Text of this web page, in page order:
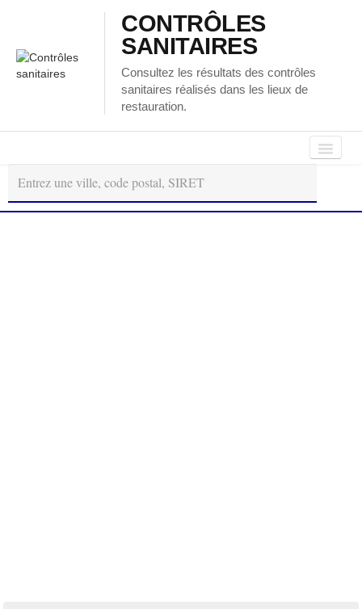
CONTRÔLES
SANITAIRES
Consultez les résultats des contrôles
sanitaires réalisés dans les lieux de
restauration.
Autour
de
moi
Régions